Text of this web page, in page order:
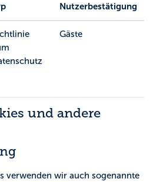
Nutzerbestätigung
Gäste
und andere
verwenden wir auch sogenannte